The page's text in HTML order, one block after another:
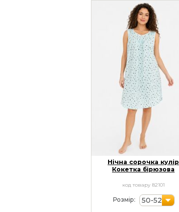
Нічна сорочка кулір
Кокетка бірюзова
код товару 82101
Розмір: 50-52